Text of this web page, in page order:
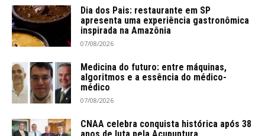
Dia dos Pais: restaurante em SP
apresenta uma experiência gastronômica
inspirada na Amazônia
07/08/2026
Medicina do futuro: entre máquinas,
algoritmos e a essência do médico-
médico
07/08/2026
CNAA celebra conquista histórica após 38